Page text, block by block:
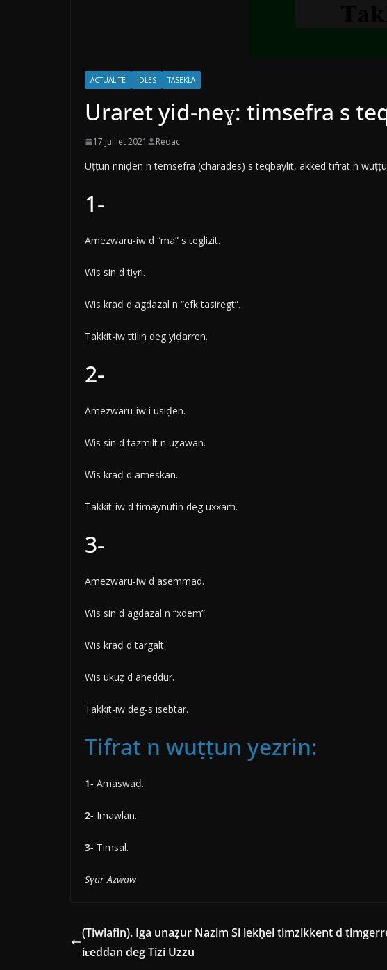
ACTUALITÉ IDLES TASEKLA
Uraret yid-neɣ: timsefra s
17 juillet 2021 Rédac
Uṭṭun nniḍen n temsefra (charades) s teqbaylit, akked tifrat n
1-
Amezwaru-iw d “ma” s teglizit.
Wis sin d tiɣri.
Wis kraḍ d agdazal n “efk tasiregt”.
Takkit-iw ttilin deg yiḍarren.
2-
Amezwaru-iw i usiḍen.
Wis sin d tazmilt n uẓawan.
Wis kraḍ d ameskan.
Takkit-iw d timaynutin deg uxxam.
3-
Amezwaru-iw d asemmad.
Wis sin d agdazal n “xdem”.
Wis kraḍ d targalt.
Wis ukuẓ d aheddur.
Takkit-iw deg-s isebtar.
Tifrat n wuṭṭun yezrin:
1- Amaswaḍ.
2- Imawlan.
3- Timsal.
Sɣur Azwaw
(Tiwlafin). Iga unaẓur Nazim Si lekḥel timzikkent d
iɛeddan deg Tizi Uzzu